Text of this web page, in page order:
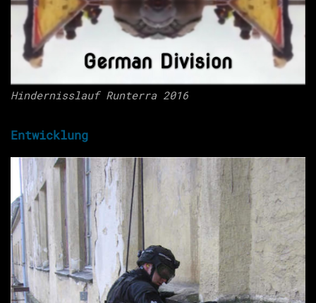
Hindernisslauf Runterra 2016
Entwicklung